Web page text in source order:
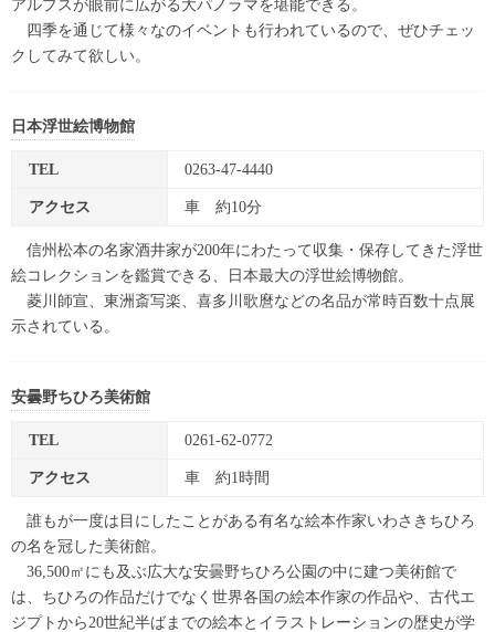
アルプスが眼前に広がる大パノラマを堪能できる。
四季を通じて様々なのイベントも行われているので、ぜひチェッ
クしてみて欲しい。
日本浮世絵博物館
TEL 0263-47-4440
アクセス 車 約10分
信州松本の名家酒井家が200年にわたって収集・保存してきた浮世
絵コレクションを鑑賞できる、日本最大の浮世絵博物館。
菱川師宣、東洲斎写楽、喜多川歌麿などの名品が常時百数十点展
示されている。
安曇野ちひろ美術館
TEL 0261-62-0772
アクセス 車 約1時間
誰もが一度は目にしたことがある有名な絵本作家いわさきちひろ
の名を冠した美術館。
36,500㎡にも及ぶ広大な安曇野ちひろ公園の中に建つ美術館で
は、ちひろの作品だけでなく世界各国の絵本作家の作品や、古代エ
ジプトから20世紀半ばまでの絵本とイラストレーションの歴史が学